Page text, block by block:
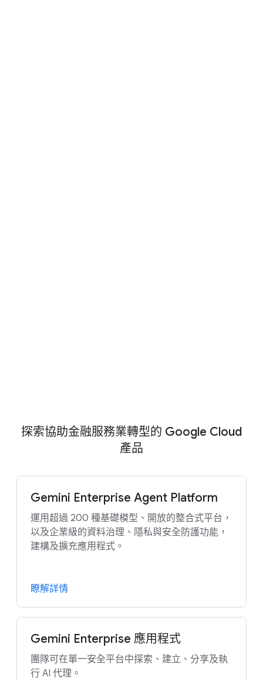
探索協助金融服務業轉型的 Google Cloud
產品
Gemini Enterprise Agent Platform
運用超過 200 種基礎模型、開放的整合式平台，
以及企業級的資料治理、隱私與安全防護功能，
建構及擴充應用程式。
瞭解詳情
Gemini Enterprise 應用程式
團隊可在單一安全平台中探索、建立、分享及執
行 AI 代理。